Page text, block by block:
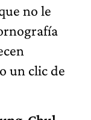
no le
un clic de